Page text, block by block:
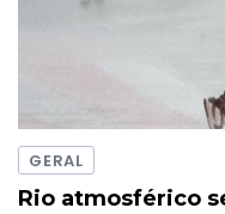
GERAL
Rio atmosférico